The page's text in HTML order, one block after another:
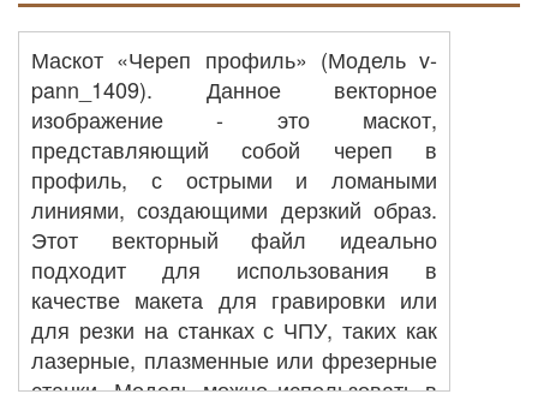
Маскот «Череп профиль» (Модель v-
pann_1409). Данное векторное
изображение - это маскот,
представляющий собой череп в
профиль, с острыми и ломаными
линиями, создающими дерзкий образ.
Этот векторный файл идеально
подходит для использования в
качестве макета для гравировки или
для резки на станках с ЧПУ, таких как
лазерные, плазменные или фрезерные
станки. Модель можно использовать в